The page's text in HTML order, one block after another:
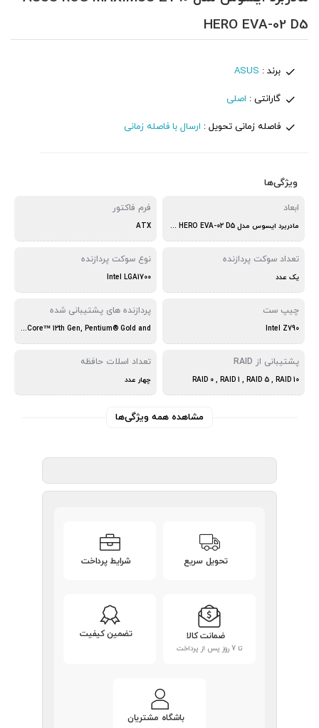
HERO EVA-02 D5
برند : ASUS
گارانتی : اصلی
فاصله زمانی تحویل : ارسال با فاصله زمانی
ویژگی‌ها
ابعاد
مادربرد ایسوس مدل ASUS ROG MAXIMUS Z790 HERO EVA-02 D5
فرم فاکتور
ATX
تعداد سوکت پردازنده
یک عدد
نوع سوکت پردازنده
Intel LGA1700
چیپ ست
Intel Z790
پردازنده های پشتیبانی شده
Socket LGA1700 for Intel® Core™ 14th & 13th Gen Processors, Intel® Core™ 12th Gen, Pentium® Gold and
پشتیبانی از RAID
RAID 0 , RAID 1 , RAID 5 , RAID 10
تعداد اسلات حافظه
چهار عدد
مشاهده همه ویژگی‌ها
تحویل سریع شرایط پرداخت
ضمانت کالا
تا 7 روز پس از پرداخت
تضمین کیفیت
باشگاه مشتریان